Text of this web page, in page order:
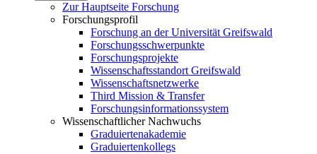
Zur Hauptseite Forschung
Forschungsprofil
Forschung an der Universität Greifswald
Forschungsschwerpunkte
Forschungsprojekte
Wissenschaftsstandort Greifswald
Wissenschaftsnetzwerke
Third Mission & Transfer
Forschungsinformationssystem
Wissenschaftlicher Nachwuchs
Graduiertenakademie
Graduiertenkollegs